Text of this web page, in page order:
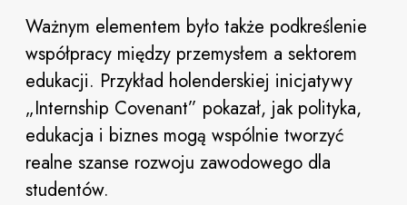
Ważnym elementem było także podkreślenie
współpracy między przemysłem a sektorem
edukacji. Przykład holenderskiej inicjatywy
„Internship Covenant” pokazał, jak polityka,
edukacja i biznes mogą wspólnie tworzyć
realne szanse rozwoju zawodowego dla
studentów.